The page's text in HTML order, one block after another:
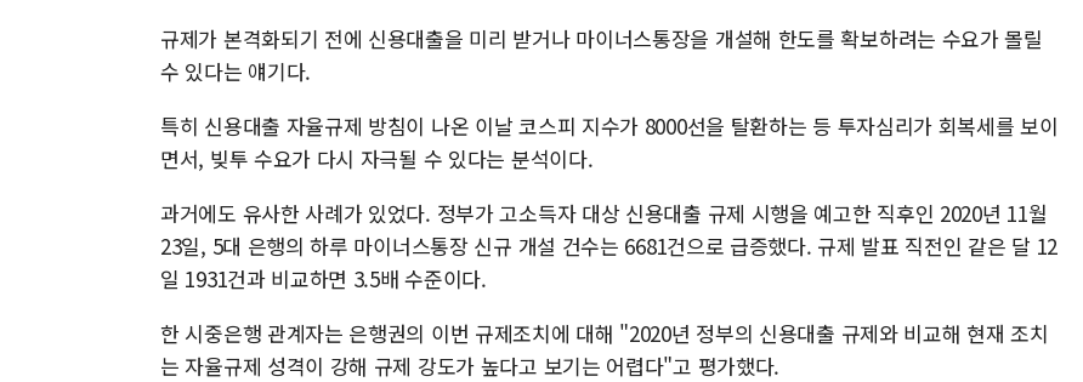
규제가 본격화되기 전에 신용대출을 미리 받거나 마이너스통장을 개설해 한도를 확보하려는 수요가 몰릴
수 있다는 얘기다.
특히 신용대출 자율규제 방침이 나온 이날 코스피 지수가 8000선을 탈환하는 등 투자심리가 회복세를 보이
면서, 빚투 수요가 다시 자극될 수 있다는 분석이다.
과거에도 유사한 사례가 있었다. 정부가 고소득자 대상 신용대출 규제 시행을 예고한 직후인 2020년 11월
23일, 5대 은행의 하루 마이너스통장 신규 개설 건수는 6681건으로 급증했다. 규제 발표 직전인 같은 달 12
일 1931건과 비교하면 3.5배 수준이다.
한 시중은행 관계자는 은행권의 이번 규제조치에 대해 "2020년 정부의 신용대출 규제와 비교해 현재 조치
는 자율규제 성격이 강해 규제 강도가 높다고 보기는 어렵다"고 평가했다.